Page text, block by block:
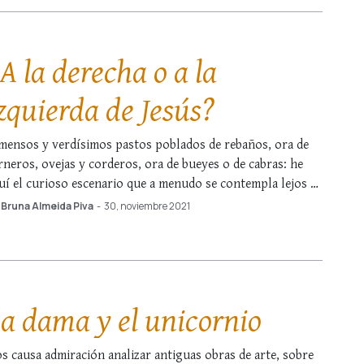
la derecha o a la
de Jesús?
y verdísimos pastos poblados de rebaños, ora de
ovejas y corderos, ora de bueyes o de cabras: he
el curioso escenario que a menudo se contempla lejos de
grandes ciudades. Estos animales poseen algo especial
Bruna Almeida Piva - 30, noviembre 2021
dama y el unicornio
causa admiración analizar antiguas obras de arte, sobre